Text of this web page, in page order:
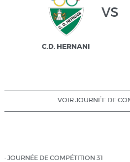
C.D. HERNANI
vs
VOIR JOURNÉE DE
· JOURNÉE DE COMPÉTITION 31